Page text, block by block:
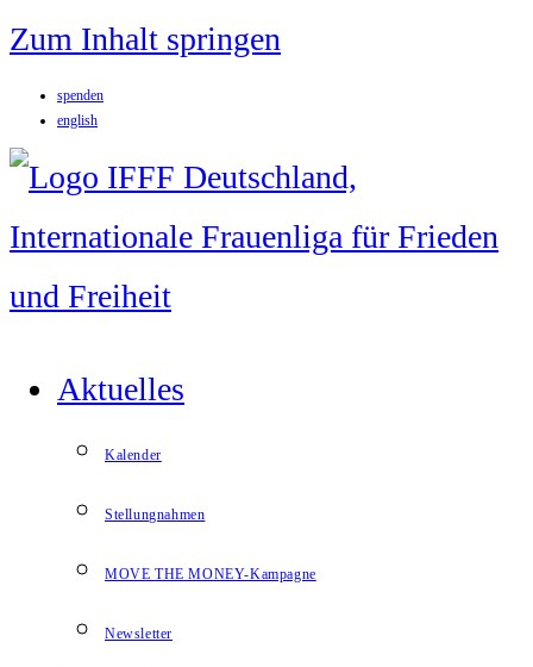
Zum Inhalt springen
spenden
english
Aktuelles
Kalender
Stellungnahmen
MOVE THE MONEY-Kampagne
Newsletter